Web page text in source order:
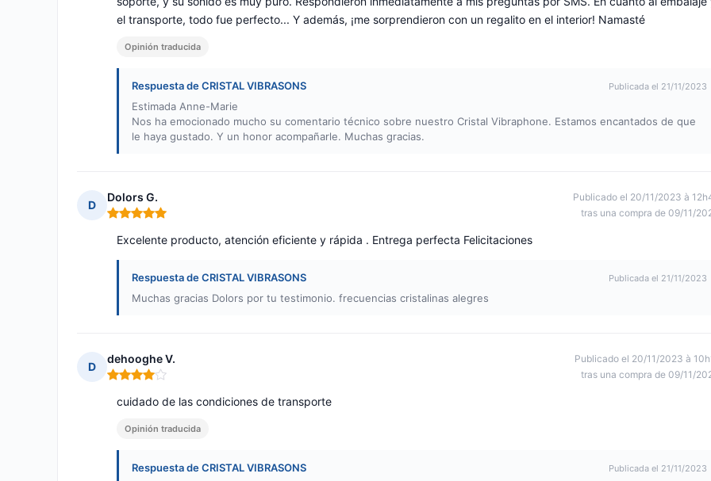
el transporte, todo fue perfecto... Y además, ¡me sorprendieron con un regalito en el interior! Namasté
Opinión traducida
Respuesta de CRISTAL VIBRASONS Publicada el 21/11/2023
Estimada Anne-Marie
Nos ha emocionado mucho su comentario técnico sobre nuestro Cristal Vibraphone. Estamos encantados de que
le haya gustado. Y un honor acompañarle. Muchas gracias.
D
Dolors G.
Nota: 5 de 5
Publicado el 20/11/2023 à
tras una compra de 09/11/
Excelente producto, atención eficiente y rápida . Entrega perfecta Felicitaciones
Respuesta de CRISTAL VIBRASONS Publicada el 21/11/2023
Muchas gracias Dolors por tu testimonio. frecuencias cristalinas alegres
D
dehooghe V.
Nota: 4 de 5
Publicado el 20/11/2023 à
tras una compra de 09/11/
cuidado de las condiciones de transporte
Opinión traducida
Respuesta de CRISTAL VIBRASONS Publicada el 21/11/2023